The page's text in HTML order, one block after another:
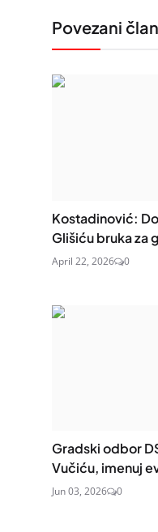
Povezani
Kostadinović:
Glišiću bruka za
April 22, 2026 0
Gradski odbor
Vučiću, imenuj
Jun 03, 2026 0